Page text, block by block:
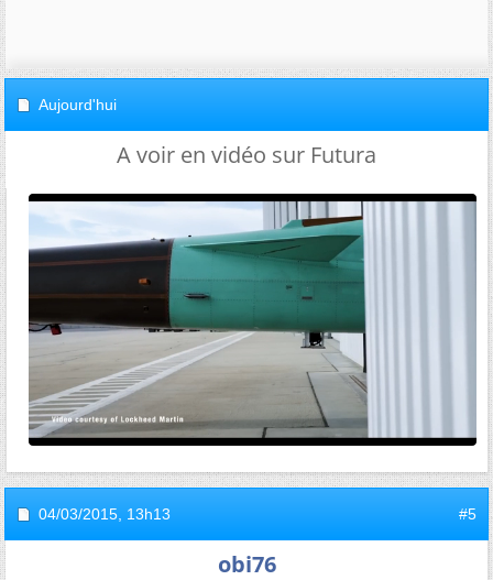
Aujourd'hui
A voir en vidéo sur Futura
04/03/2015, 13h13 #5
obi76